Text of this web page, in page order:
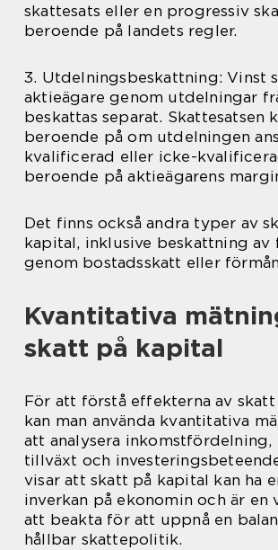
skattesats eller en progressiv
beroende på landets regler.
3. Utdelningsbeskattning: Vinst
aktieägare genom utdelningar
beskattas separat. Skattesatsen
beroende på om utdelningen
kvalificerad eller icke-
beroende på aktieägarens
Det finns också andra typer av
kapital, inklusive beskattning av
genom bostadsskatt eller
Kvantitativa
skatt på kapital
För att förstå effekterna av
kan man använda kvantitativa
att analysera inkomstfördelning,
tillväxt och
visar att skatt på kapital kan ha
inverkan på ekonomin och är
att beakta för att uppnå en
hållbar skattepolitik.